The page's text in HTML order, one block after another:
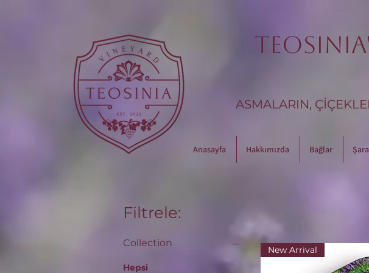
ASMALARIN,
Anasayfa Hakkımızda Bağlar
Filtrele:
Collection
Hepsi
New Arrival